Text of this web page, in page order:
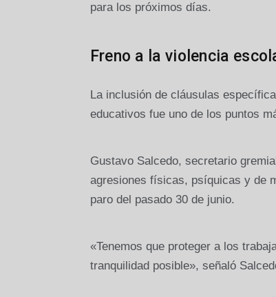
para los próximos días.
Freno a la violencia
La inclusión de cláusulas
educativos fue uno de los puntos
Gustavo Salcedo, secretario
agresiones físicas, psíquicas y de
paro del pasado 30 de junio.
«Tenemos que proteger a los
tranquilidad posible», señaló